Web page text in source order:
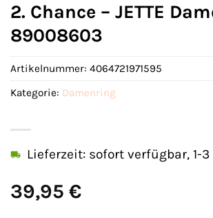
2. Chance – JETTE
89008603
39,95 €
Lieferzeit: sofort verfügbar, 1-
Artikelnummer: 4064721971595
Kategorie: Damenring